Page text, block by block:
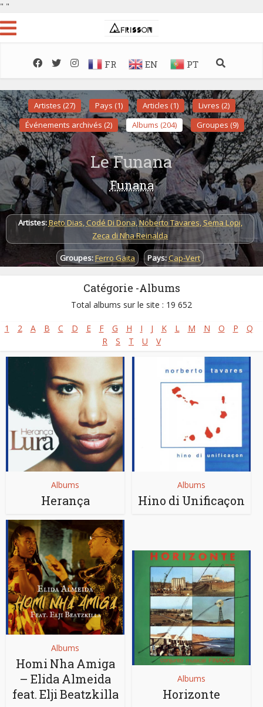
" "
FR EN PT
Artistes (27) Pays (1) Articles (1)
Livres (2)
Événements archivés (2)
Albums (204) Groupes (9)
Le Funana
Funana
Artistes:Beto Dias,Codé Di Dona,Noberto Tavares, Sema Lopi,
Zeca di Nha Reinalda
Groupes:Ferro Gaita Pays:Cap-Vert
Catégorie -Albums
Total albums sur le site : 19 652
1 2 A B C D E F G H I J K L M N O P
Q
R
S T U V
Albums
Herança
Albums
Hino di Unificaçon
Albums
Homi Nha Amiga
– Elida Almeida
feat. Elji Beatzkilla
Albums
Horizonte